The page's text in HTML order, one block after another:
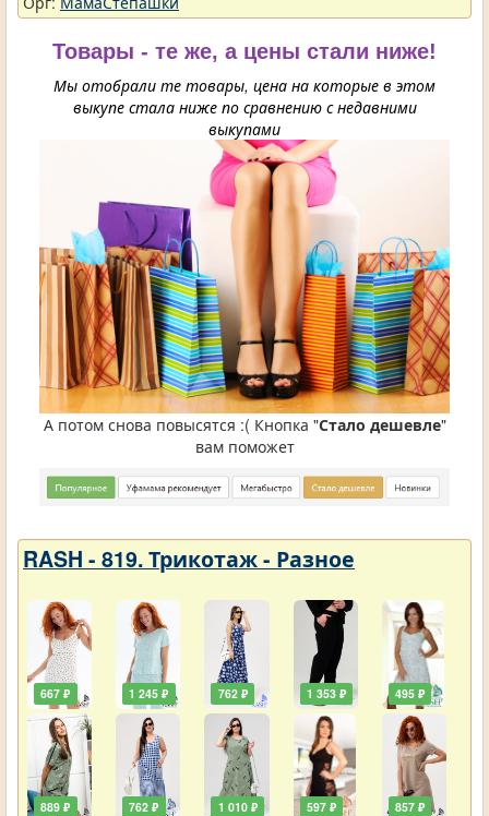
Товары - те же, а цены стали ниже!
Мы отобрали те товары, цена на которые в этом
выкупе стала ниже по сравнению с недавними
выкупами
А потом снова повысятся :( Кнопка "Стало дешевле"
вам поможет
RASH - 819. Трикотаж - Разное
667 ₽
889 ₽
1 245 ₽
762 ₽
762 ₽
1 010 ₽
1 353 ₽
597 ₽
495 ₽
857 ₽